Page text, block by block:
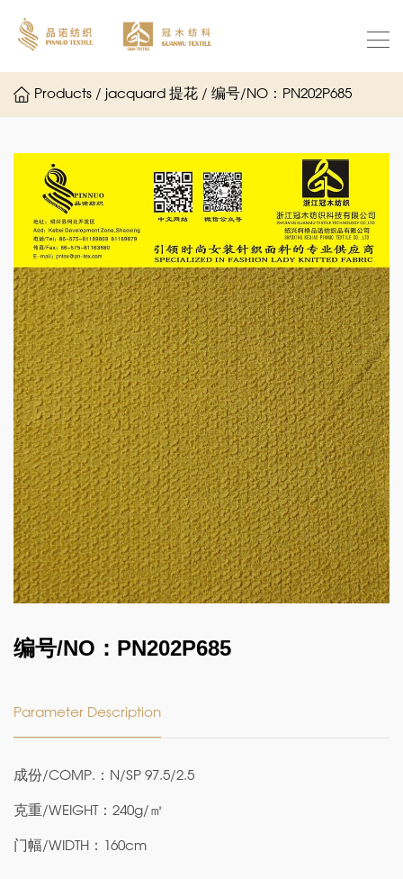
Products / jacquard 提花 / 编号/NO：PN202P685
编号/NO：PN202P685
Parameter Description
成份/COMP.：N/SP 97.5/2.5
克重/WEIGHT：240g/㎡
门幅/WIDTH：160cm